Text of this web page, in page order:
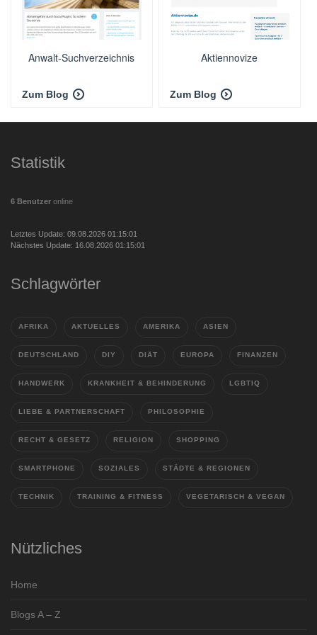
Anwalt-Suchverzeichnis
Zum Blog
Aktiennovize
Zum Blog
Statistik
6 Benutzer online
Letztes Update: 09.08.2026 01:15:01
Nächstes Update: 16.08.2026 01:15:01
Schlagwörter
AFRIKA AKTUELLES AMERIKA ASIEN
DEUTSCHLAND DIY DIÄT EUROPA FINANZEN
HANDWERK KRANKHEIT & BEHINDERUNG LGBTIQ
LIEBE & PARTNERSCHAFT PHILOSOPHIE
RECHT & GESETZ RELIGION SHOPPING
SMARTPHONE SOZIALES STÄDTE & REGIONEN
TECHNIK TRAINING & FITNESS VEGETARISCH & VEGAN
Nützliches
Home
Blogs A – Z